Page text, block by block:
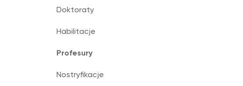
Doktoraty
Habilitacje
Profesury
Nostryfikacje